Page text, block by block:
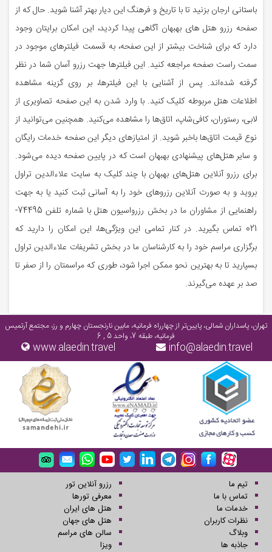
باستانی ارجان بزنید تا با تاریخ و فرهنگ این دیار بهتر آشنا شوید. حال که از
صفحه رزرو هتل های بهبهان آگاهی پیدا کردید، این امکان برایتان وجود
دارد که برای شناخت بیشتر از این صفحه، به قسمت فیلترهای موجود در
سمت راست صفحه مراجعه کنید. این فیلترها جهت رزرو آسان شما در نظر
گرفته شده‌اند. پس از آشنایی با این فیلترها، بر روی گزینه مشاهده
اطلاعات هتل مربوطه کلیک کنید. با وارد شدن به این صفحه تصاویری از
لابی، رستوران، کافی‌شاپ، اتاق‌ها را مشاهده می‌کنید. همچنین می‌توانید از
نوع قیمت اتاق‌ها باخبر شوید. از امتیازهای دیگر این صفحه خدمات رایگان
و سایر هتل‌های پیشنهادی بهبهان است که در پایین صفحه دیده می‌شود.
برای رزرو آنلاین هتل‌های بهبهان با چند کلیک به سایت علاءالدین تراول
بروید و به صورت آنلاین رزروهای خود را به آسانی ثبت کنید یا به جهت
راهنمایی از مشاوران ما در بخش رزرواسیون هتل با شماره تلفن 74495-
021 تماس بگیرید. در کنار تمامی این ویژگی‌ها، این امکان را دارید که
برگزاری مراسم خود را به کارشناسان ما در بخش تشریفات علاءالدین تراول
بسپارید تا به بهترین نحو ممکن اجرا شود، طوری که مراسمتان را از صفر تا
صد بر عهده می‌گیرند.
تهران، پاسداران شمالی، پایین‌تر از چهارراه فرمانیه، مابین نارنجستان چهارم و رز، مجتمع آرتمیس
فرمانیه، طبقه 7، واحد 5 , 6
info@alaedin.travel
www.alaedin.travel
تیم ما
تماس با ما
خدمات ما
نظرات کاربران
وبلاگ
جاذبه ها
رزرو آنلاین تور
معرفی تورها
هتل های ایران
هتل های جهان
سالن های مراسم
ویزا